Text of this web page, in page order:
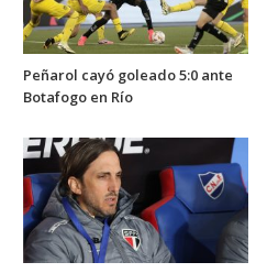
Peñarol cayó goleado 5:0 ante
Botafogo en Río